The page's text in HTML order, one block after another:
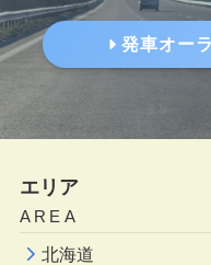
発車オー
エリア
AREA
北海道